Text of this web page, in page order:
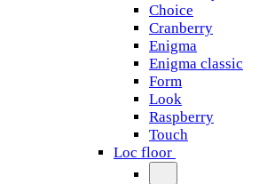
Choice
Cranberry
Enigma
Enigma classic
Form
Look
Raspberry
Touch
Loc floor